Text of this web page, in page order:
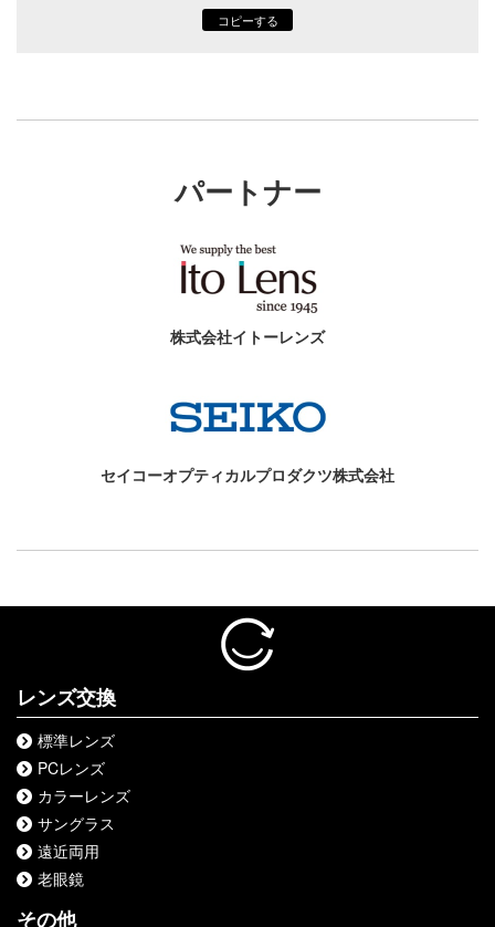
コピーする
パートナー
株式会社イトーレンズ
セイコーオプティカルプロダクツ株式会社
レンズ交換
標準レンズ
PCレンズ
カラーレンズ
サングラス
遠近両用
老眼鏡
その他